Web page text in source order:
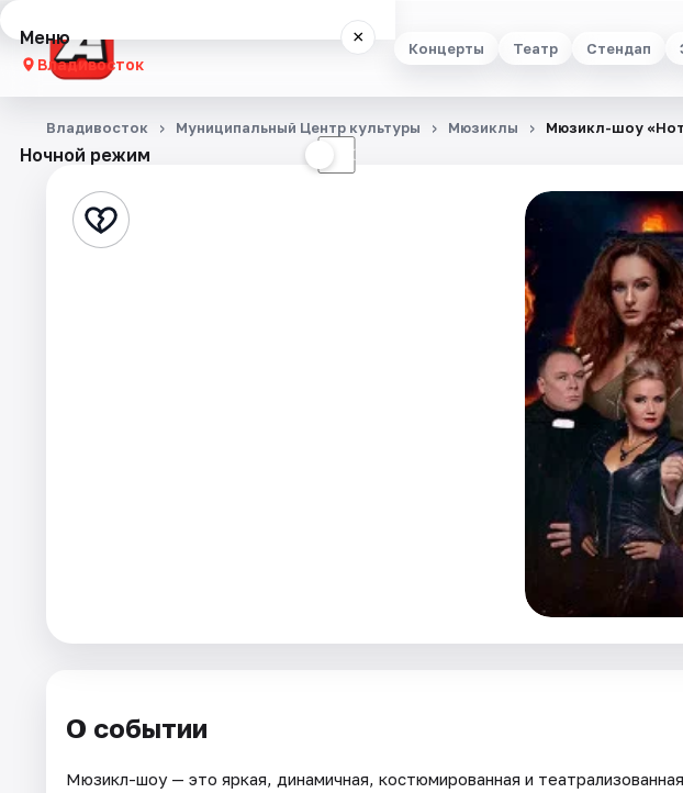
Концерты Театр Стендап
Меню ×
Владивосток
Концерты
Стендап
Ночной режим ☾
Владивосток Муниципальный Центр культуры Мюзиклы Мюзикл-шоу
О событии
Мюзикл-шоу — это яркая, динамичная, костюмированная и